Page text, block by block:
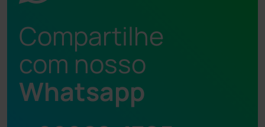
Compartilhe
com nosso
Whatsapp